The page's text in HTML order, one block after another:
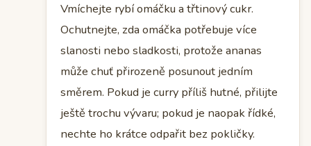
Vmíchejte rybí omáčku a třtinový cukr.
Ochutnejte, zda omáčka potřebuje více
slanosti nebo sladkosti, protože ananas
může chuť přirozeně posunout jedním
směrem. Pokud je curry příliš hutné, přilijte
ještě trochu vývaru; pokud je naopak řídké,
nechte ho krátce odpařit bez pokličky.